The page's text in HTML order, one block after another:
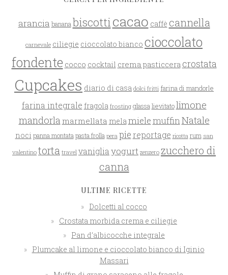
arancia banana biscotticacao caffè cannella
carnevale ciliegie cioccolato bianco cioccolato
fondente cocco cocktail crema pasticcera crostata
Cupcakes diario di casa dolci fritti farina di mandorle
farina integrale fragola frosting glassa lievitato limone
mandorla marmellata mela mielemuffin Natale
noci panna montata pasta frolla pera pie reportage ricotta rum san
valentino torta travel vaniglia yogurt zenzero zucchero di
canna
ULTIME RICETTE
Dolcetti al cocco
Crostata morbida crema e ciliegie
Pan d’albicocche integrale
Plumcake al limone e cioccolato bianco di Iginio
Massari